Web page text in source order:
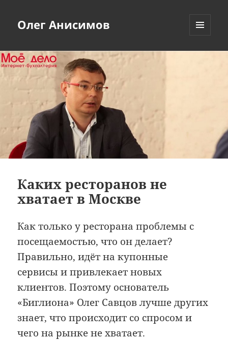
Олег Анисимов
Каких ресторанов не
хватает в Москве
Как только у ресторана проблемы с
посещаемостью, что он делает?
Правильно, идёт на купонные
сервисы и привлекает новых
клиентов. Поэтому основатель
«Биглиона» Олег Савцов лучше других
знает, что происходит со спросом и
чего на рынке не хватает.